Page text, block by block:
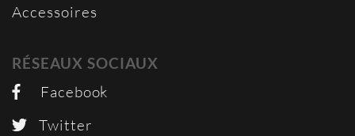
Accessoires
RÉSEAUX SOCIAUX
Facebook
Twitter